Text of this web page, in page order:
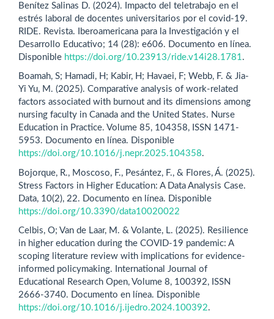
Benítez Salinas D. (2024). Impacto del teletrabajo en el
estrés laboral de docentes universitarios por el covid-19.
RIDE. Revista. Iberoamericana para la Investigación y el
Desarrollo Educativo; 14 (28): e606. Documento en línea.
Disponible https://doi.org/10.23913/ride.v14i28.1781 .
Boamah, S; Hamadi, H; Kabir, H; Havaei, F; Webb, F. & Jia-
Yi Yu, M. (2025). Comparative analysis of work-related
factors associated with burnout and its dimensions among
nursing faculty in Canada and the United States. Nurse
Education in Practice. Volume 85, 104358, ISSN 1471-
5953. Documento en línea. Disponible
https://doi.org/10.1016/j.nepr.2025.104358.
Bojorque, R., Moscoso, F., Pesántez, F., & Flores, Á. (2025).
Stress Factors in Higher Education: A Data Analysis Case.
Data, 10(2), 22. Documento en línea. Disponible
https://doi.org/10.3390/data10020022
Celbis, O; Van de Laar, M. & Volante, L. (2025). Resilience
in higher education during the COVID-19 pandemic: A
scoping literature review with implications for evidence-
informed policymaking. International Journal of
Educational Research Open, Volume 8, 100392, ISSN
2666-3740. Documento en línea. Disponible
https://doi.org/10.1016/j.ijedro.2024.100392.